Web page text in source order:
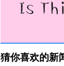
猜你喜欢的新